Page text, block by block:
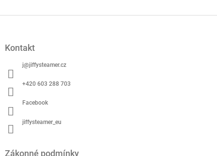
Kontakt
j@jiffysteamer.cz
+420 603 288 703
Facebook
jiffysteamer_eu
Zákonné podmínky